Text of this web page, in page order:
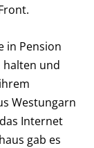
in Pension
halten und
Westungarn
Internet
gab es